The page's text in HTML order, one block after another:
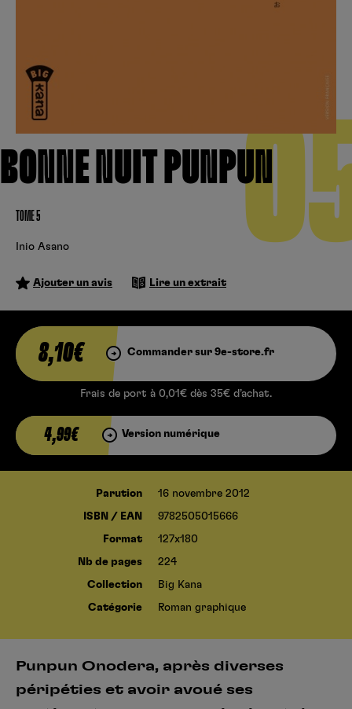
BONNE NUIT PUNPUN
TOME 5
Inio Asano
Ajouter un avis Lire un extrait
8,10€ Commander sur 9e-store.fr
Frais de port à 0,01€ dès 35€ d’achat.
4,99€ Version numérique
Parution 16 novembre 2012
ISBN / EAN 9782505015666
Format 127x180
Nb de pages 224
Collection Big Kana
Catégorie Roman graphique
Punpun Onodera, après diverses
péripéties et avoir avoué ses
Se connecter
Black Butler